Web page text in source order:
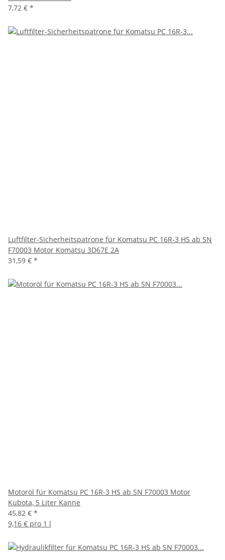
7,72 € *
Luftfilter-Sicherheitspatrone für Komatsu PC 16R-3 HS ab SN
F70003 Motor Komatsu 3D67E 2A
31,59 € *
Motoröl für Komatsu PC 16R-3 HS ab SN F70003 Motor
Kubota, 5 Liter Kanne
45,82 € *
9,16 € pro 1 l